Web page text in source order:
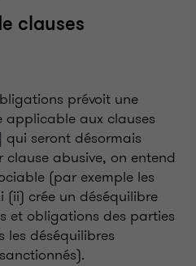
clauses
prévoit une
applicable aux clauses
qui seront désormais
clause abusive, on entend
(par exemple les
(ii) crée un déséquilibre
et obligations des parties
les déséquilibres